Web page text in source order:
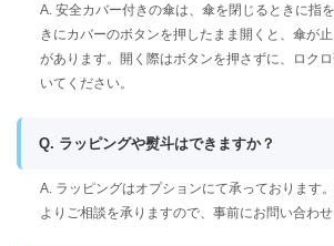
A. 安全カバー付きの傘は、傘を閉じるときに指
きにカバーのボタンを押したまま開くと、傘が
があります。開く際はボタンを押さずに、ロク
いてください。
Q. ラッピングや熨斗はできますか？
A. ラッピングはオプションにて承っております
よりご相談を承りますので、事前にお問い合わせ